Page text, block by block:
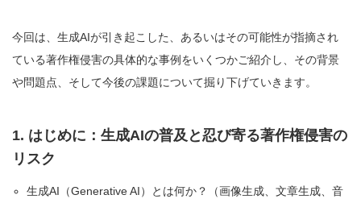
今回は、生成AIが引き起こした、あるいはその可能性が指摘され
ている著作権侵害の具体的な事例をいくつかご紹介し、その背景
や問題点、そして今後の課題について掘り下げていきます。
1. はじめに：生成AIの普及と忍び寄る著作権侵害の
リスク
生成AI（Generative AI）とは何か？（画像生成、文章生成、音